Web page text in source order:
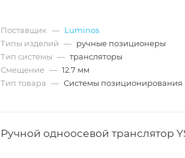
Поставщик — Luminos
Типы изделий — ручные позиционеры
Тип системы — трансляторы
Смещение — 12.7 мм
Тип товара — Системы позиционирования
Ручной одноосевой транслятор